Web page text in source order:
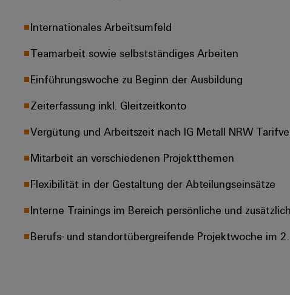
Internationales Arbeitsumfeld
Teamarbeit sowie selbstständiges Arbeiten
Einführungswoche zu Beginn der Ausbildung
Zeiterfassung inkl. Gleitzeitkonto
Vergütung und Arbeitszeit nach IG Metall NRW
Mitarbeit an verschiedenen Projektthemen
Flexibilität in der Gestaltung der Abteilungseinsätze
Interne Trainings im Bereich persönliche und
Berufs- und standortübergreifende Projektwoche im